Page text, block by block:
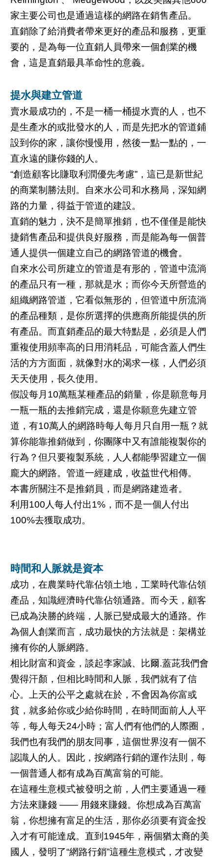
家主要公司也是通過這樣的網路在銷售產品。
直銷除了給消費者帶來更好的產品和服務，更重
要的，是為每一位直銷人員帶來一個創業的機
會，這是直銷最具革命性的意義。
提水與建立管道
賣水最成功的，不是一桶一桶提水賣的人，也不
是生產水的或批發水的人，而是先把水的管道鋪
設到你的家，讓你慢慢用，然後一點一點的，一
直永遠的賺你錢的人。
“創造顧客比賺取利潤優先考慮”，這已是新世紀
的商業制勝法則。自來水公司和水務局，深知網
路的力量，得益于管道的建設。
直銷的魅力，決不是簡單推銷，也不僅僅是能快
捷銷售產品和提供良好服務，而是能為每一個普
通人提供一個建立自己的網路管道的機會。
自來水公司所建立的管道是有形的，管道中流淌
的產品只有一種，那就是水；而你今天所營造的
組織網路管道，它看似無形的，但管道中所流淌
的產品種類，是你所選擇的供應商所能提供的所
有產品。而直銷產品的最大特點是，必須是人們
重複使用頻率高的日用消耗品，可能含蓋人們生
活的方方面面，就像對水的渴求一樣，人們必須
天天使用，長久使用。
假設每月10萬瓶某種產品的銷量，你是願意每月
一瓶一瓶的去推銷完成，還是你願意先建立管
道，有10萬人的網路時每人每月只自用一瓶？就
算你能靠推銷做到，你團隊中又有誰能複製你的
行為？但只要複製系統，人人都能學習建立一個
龐大的網路。管道一經建成，收益世代相傳。
本書所關注不是推銷員，而是網路建造者。
利用100人每人付出1%，而不是一個人付出
100%去獲取成功。
時間和人脈就是資本
成功，在農業時代靠佔領土地，工業時代靠佔領
產品，知識經濟時代靠佔領通路。而今天，顧客
已成為決勝的終端，人脈已變成最大的通路。作
為個人創業而言，成功最快的方法就是：架構並
擁有你的人脈網路。
相比財富和資金，談起李家誠、比爾.蓋茈我們會
覺得汗顏，但相比時間和人脈，我們就有了信
心。上天的公平之處就在於，不會因為你富或
貧，就多給你或少給你時間，在時間面前人人平
等，每人每天24小時；富人們有他們的人際圈，
我們也有我們的朋友同事，這個世界沒有一個不
認識人的人。因此，按網路行銷的運作法則，每
一個普通人都有成為百萬富翁的可能。
在這種生意模式被發明之前，人們主要通過一種
方法來賺錢 —— 用錢來賺錢。你想成為百萬富
翁，你想擁有富足的生活，那你必須要有資金投
入才有可能達成。直到1945年，兩個猶太裔的美
國人，發明了“網路行銷”這種生意模式，才改變